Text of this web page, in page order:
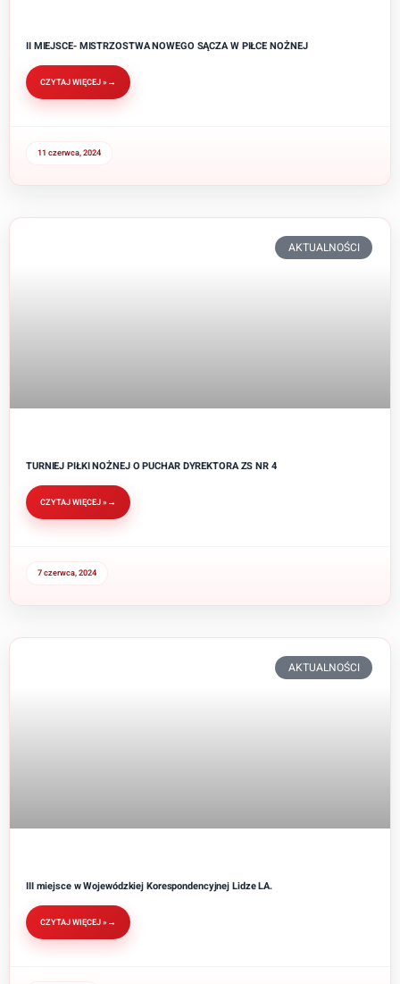
II MIEJSCE- MISTRZOSTWA NOWEGO SĄCZA W PIŁCE NOŻNEJ
CZYTAJ WIĘCEJ »
11 czerwca, 2024
AKTUALNOŚCI
TURNIEJ PIŁKI NOŻNEJ O PUCHAR DYREKTORA ZS NR 4
CZYTAJ WIĘCEJ »
7 czerwca, 2024
AKTUALNOŚCI
III miejsce w Wojewódzkiej Korespondencyjnej Lidze LA.
CZYTAJ WIĘCEJ »